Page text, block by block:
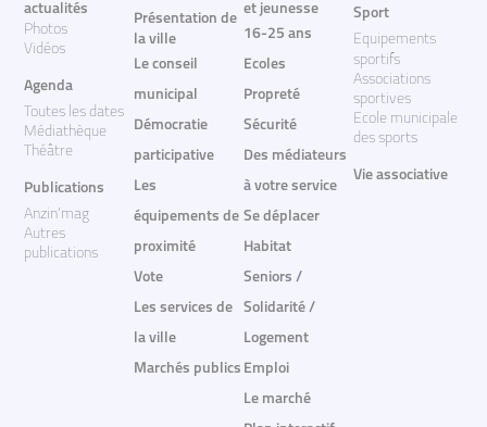
actualités
Photos
Vidéos
Agenda
Toutes les dates
Médiathèque
Théâtre
Publications
Anzin'mag
Autres
publications
Présentation de
la ville
Le conseil
municipal
Démocratie
participative
Les
équipements de
proximité
Vote
Les services de
la ville
Marchés publics
et jeunesse
16-25 ans
Ecoles
Propreté
Sécurité
Des médiateurs
à votre service
Se déplacer
Habitat
Seniors /
Solidarité /
Logement
Emploi
Le marché
Sport
Equipements
sportifs
Associations
sportives
Ecole municipale
des sports
Vie associative